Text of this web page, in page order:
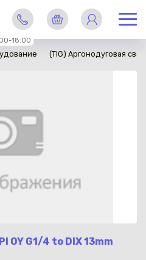
18:00
(TIG) Аргонодуговая
OY G1/4 to DIX 13mm